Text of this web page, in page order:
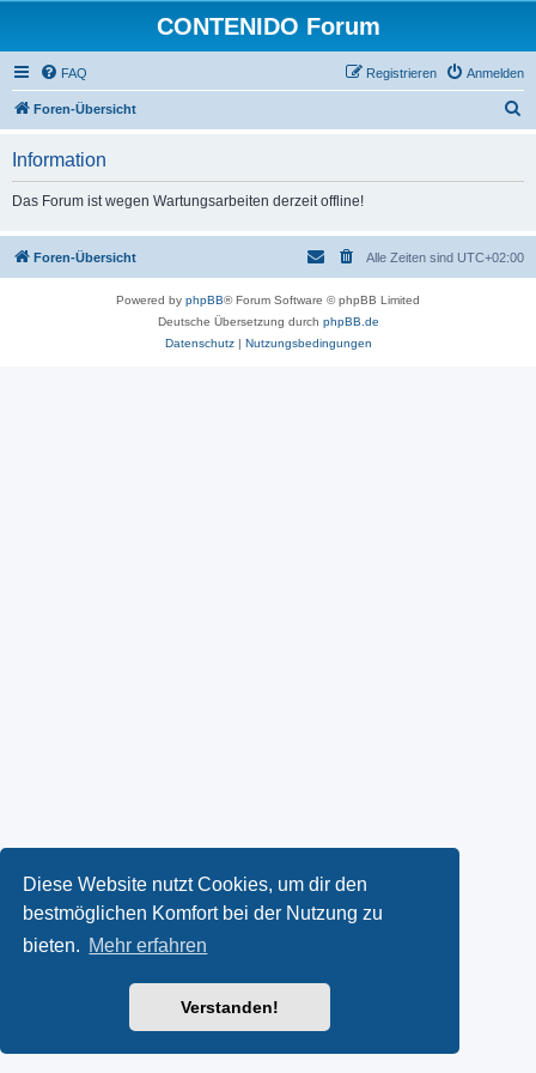
Diese Website nutzt Cookies, um dir den
bestmöglichen Komfort bei der Nutzung zu
bieten. Mehr erfahren
Verstanden!
CONTENIDO Forum
FAQ Anmelden
Registrieren
Foren-Übersicht
Information
Das Forum ist wegen Wartungsarbeiten derzeit offline!
Foren-Übersicht Alle Zeiten sind UTC+02:00
Powered by phpBB® Forum Software © phpBB Limited
Deutsche Übersetzung durch phpBB.de
Datenschutz| Nutzungsbedingungen